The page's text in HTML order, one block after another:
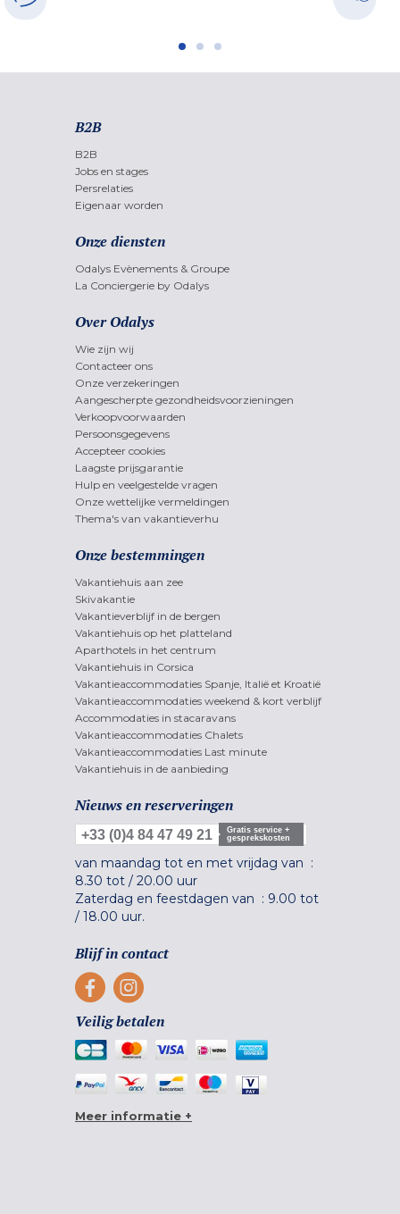
B2B
B2B
Jobs en stages
Persrelaties
Eigenaar worden
Onze diensten
Odalys Evènements & Groupe
La Conciergerie by Odalys
Over Odalys
Wie zijn wij
Contacteer ons
Onze verzekeringen
Aangescherpte gezondheidsvoorzieningen
Verkoopvoorwaarden
Persoonsgegevens
Accepteer cookies
Laagste prijsgarantie
Hulp en veelgestelde vragen
Onze wettelijke vermeldingen
Thema's van vakantieverhu
Onze bestemmingen
Vakantiehuis aan zee
Skivakantie
Vakantieverblijf in de bergen
Vakantiehuis op het platteland
Aparthotels in het centrum
Vakantiehuis in Corsica
Vakantieaccommodaties Spanje, Italië et Kroatië
Vakantieaccommodaties weekend & kort verblijf
Accommodaties in stacaravans
Vakantieaccommodaties Chalets
Vakantieaccommodaties Last minute
Vakantiehuis in de aanbieding
Nieuws en reserveringen
+33 (0)4 84 47 49 21
Gratis service +
gesprekskosten
van maandag tot en met vrijdag van :
8.30 tot / 20.00 uur
Zaterdag en feestdagen van : 9.00 tot
/ 18.00 uur.
Blijf in contact
Veilig betalen
Meer informatie +